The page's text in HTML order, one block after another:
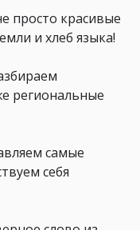
просто красивые
и хлеб языка!
региональные
самые
себя